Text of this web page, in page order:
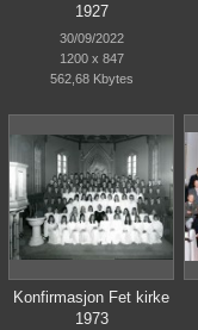
1927
30/09/2022
1200 x 847
562,68 Kbytes
Konfirmasjon Fet kirke
1973